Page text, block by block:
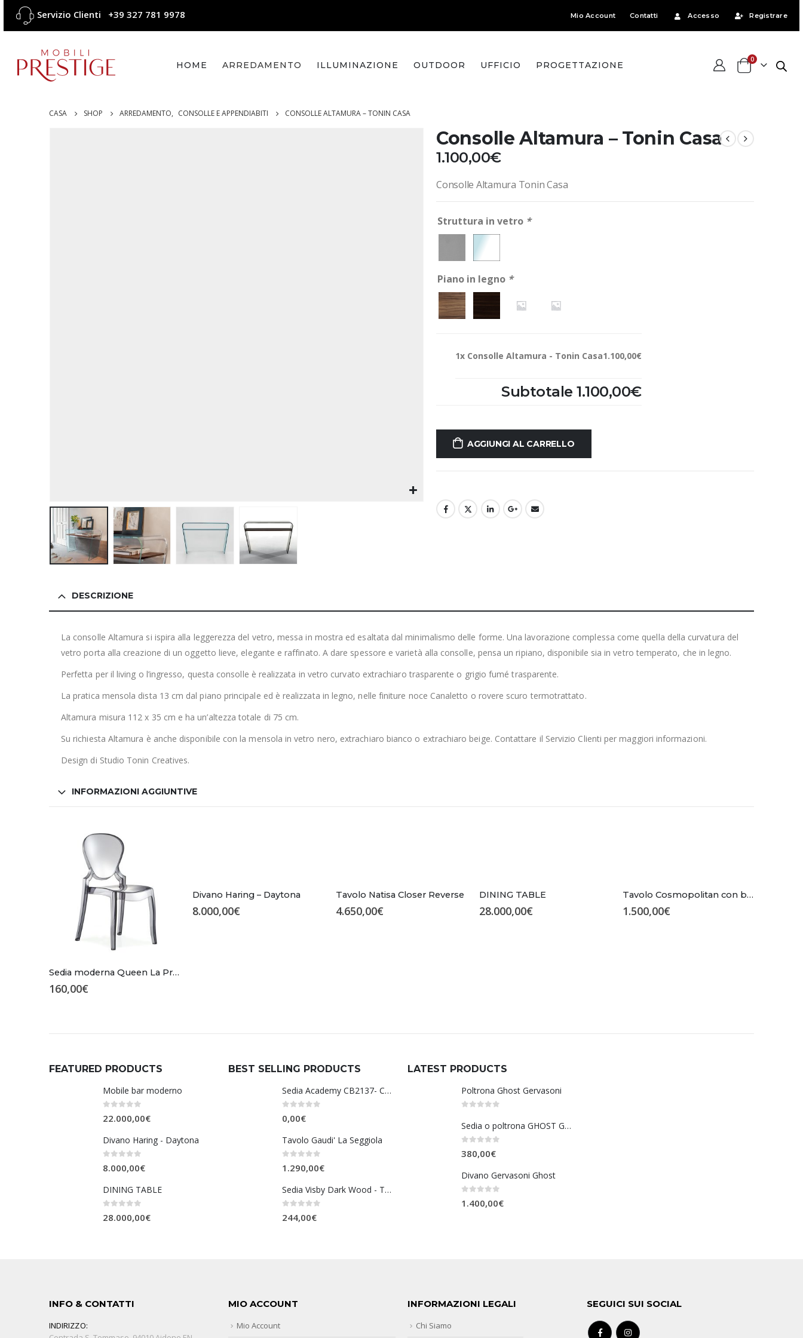
Servizio Clienti +39 327 781 9978 Mio Account Contatti Accesso Registrare
HOME ARREDAMENTO ILLUMINAZIONE OUTDOOR UFFICIO PROGETTAZIONE
0
CASA SHOP ARREDAMENTO, CONSOLLE E APPENDIABITI CONSOLLE ALTAMURA – TONIN CASA
Consolle Altamura – Tonin Casa
1.100,00€
Consolle Altamura Tonin Casa
Struttura in vetro *
Piano in legno *
1x Consolle Altamura - Tonin Casa1.100,00€
Subtotale1.100,00€
AGGIUNGI AL CARRELLO
DESCRIZIONE
La consolle Altamura si ispira alla leggerezza del vetro, messa in mostra ed esaltata dal minimalismo delle forme. Una lavorazione complessa come quella della curvatura del
vetro porta alla creazione di un oggetto lieve, elegante e raffinato. A dare spessore e varietà alla consolle, pensa un ripiano, disponibile sia in vetro temperato, che in legno.
Perfetta per il living o l’ingresso, questa consolle è realizzata in vetro curvato extrachiaro trasparente o grigio fumé trasparente.
La pratica mensola dista 13 cm dal piano principale ed è realizzata in legno, nelle finiture noce Canaletto o rovere scuro termotrattato.
Altamura misura 112 x 35 cm e ha un’altezza totale di 75 cm.
Su richiesta Altamura è anche disponibile con la mensola in vetro nero, extrachiaro bianco o extrachiaro beige. Contattare il Servizio Clienti per maggiori informazioni.
Design di Studio Tonin Creatives.
INFORMAZIONI AGGIUNTIVE
Sedia moderna Queen La Primavera
160,00€
Divano Haring – Daytona
8.000,00€
Tavolo Natisa Closer Reverse
4.650,00€
DINING TABLE
28.000,00€
Tavolo Cosmopolitan con base in ferro – Devina Nais
1.500,00€
FEATURED PRODUCTS
Mobile bar moderno
22.000,00€
Divano Haring - Daytona
8.000,00€
DINING TABLE
28.000,00€
BEST SELLING PRODUCTS
Sedia Academy CB2137- Connubia
0,00€
Tavolo Gaudi' La Seggiola
1.290,00€
Sedia Visby Dark Wood - Tomasucci
244,00€
LATEST PRODUCTS
Poltrona Ghost Gervasoni
Sedia o poltrona GHOST Gervasoni
380,00€
Divano Gervasoni Ghost
1.400,00€
INFO & CONTATTI
INDIRIZZO:
MIO ACCOUNT
Mio Account
INFORMAZIONI LEGALI
Chi Siamo
SEGUICI SUI SOCIAL